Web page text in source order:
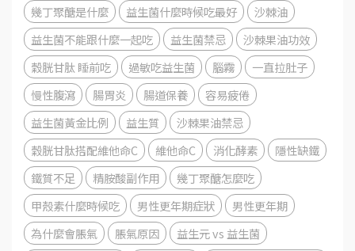
幾丁聚醣是什麼
益生菌什麼時候吃最好
沙棘油
益生菌不能跟什麼一起吃
益生菌禁忌
沙棘果油功效
穀胱甘肽 睡前吃
過敏吃益生菌 腦霧
一直拉肚子
慢性腹瀉
腸胃炎 腸道保養
容易疲倦
益生菌黃金比例
益生質
沙棘果油禁忌
穀胱甘肽搭配維他命C
維他命C 消化酵素
隱性缺鐵
鐵質不足
精胺酸副作用
幾丁聚醣怎麼吃
甲殼素什麼時候吃
男性更年期症狀
男性更年期
為什麼會脹氣
脹氣原因
益生元 vs 益生菌